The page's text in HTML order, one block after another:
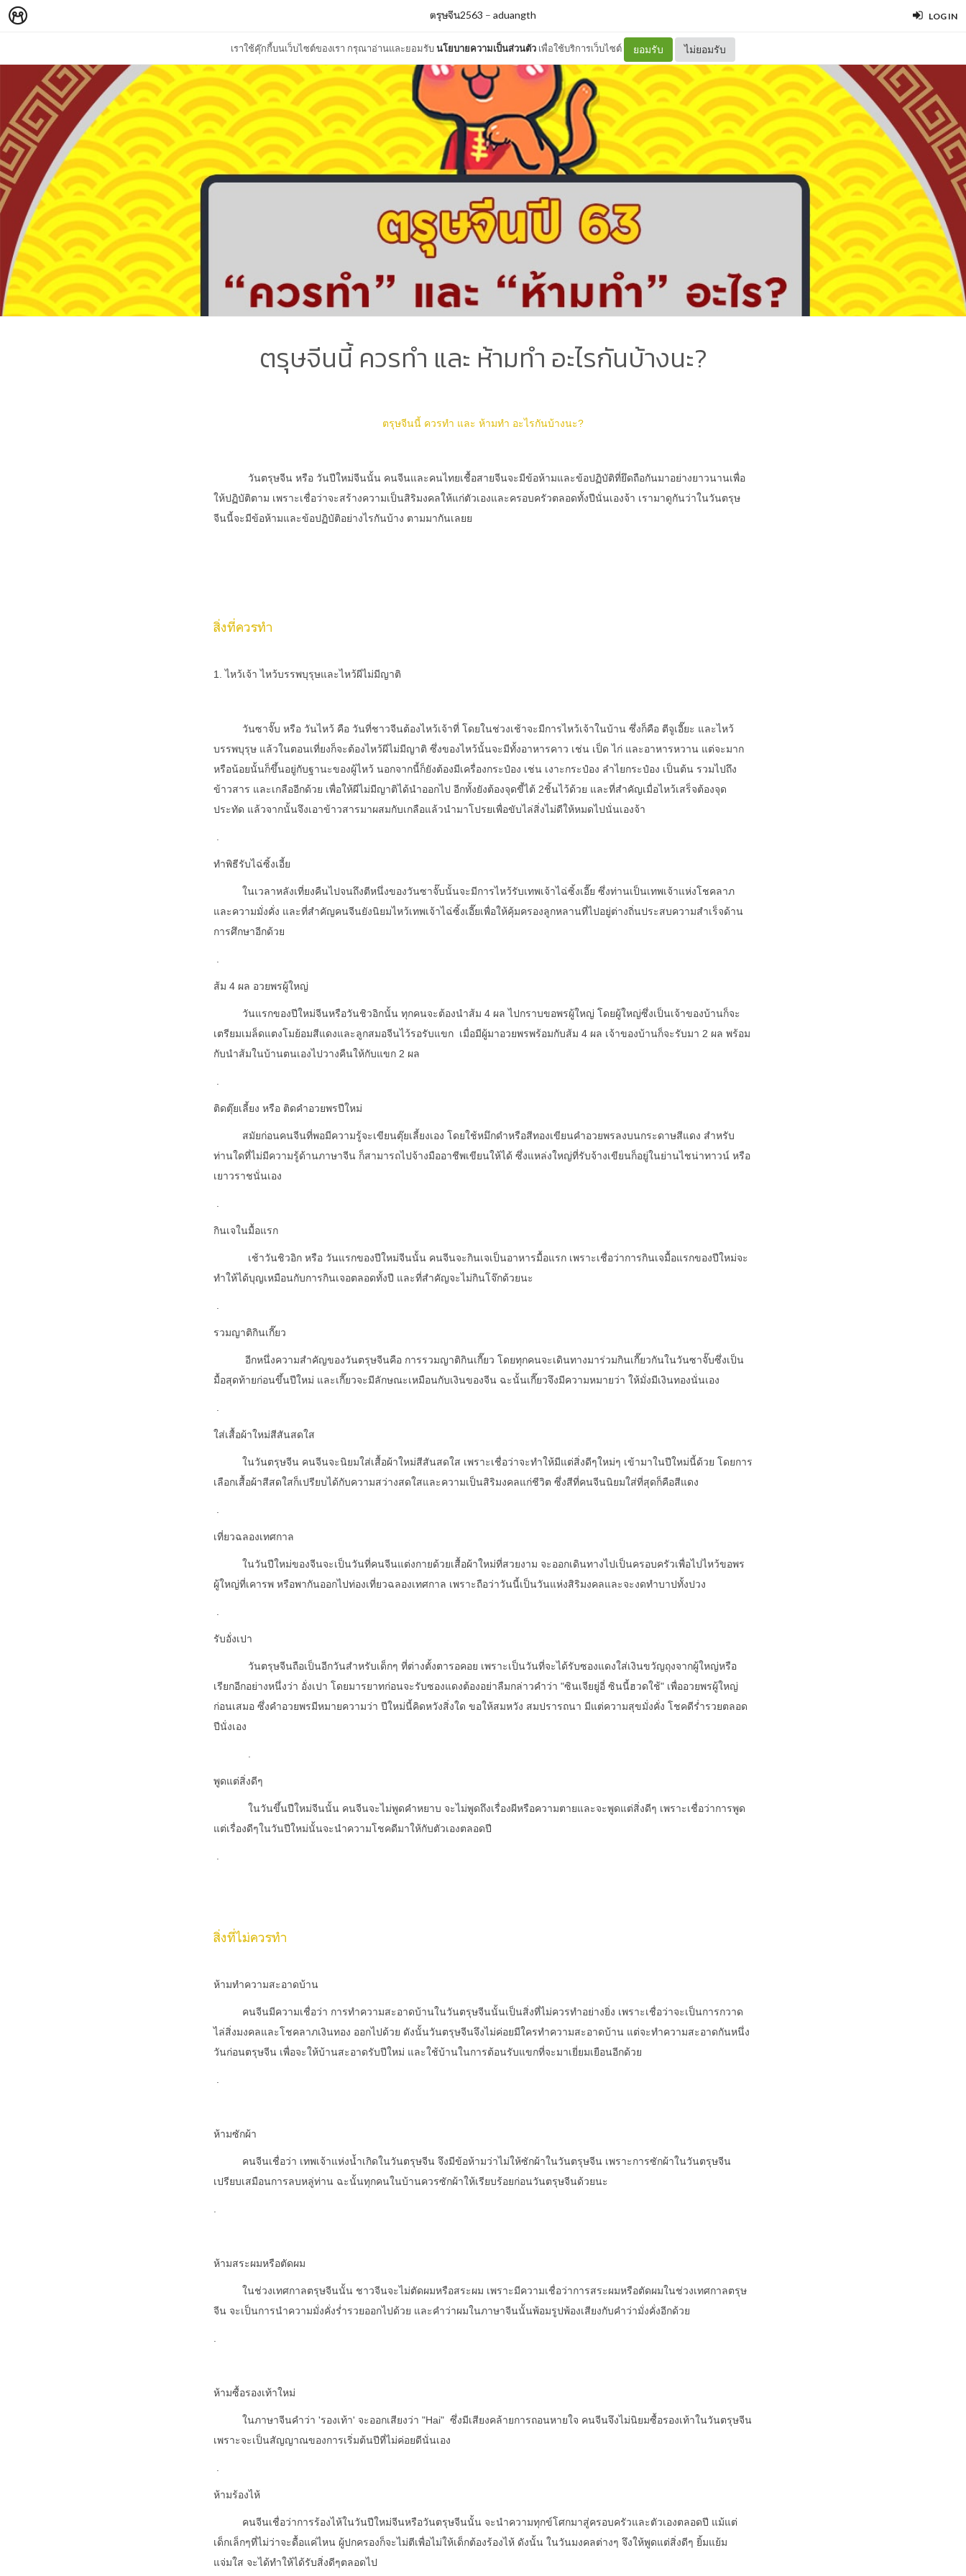
LOG IN
เราใช้คุ๊กกี้บนเว็บไซต์ของเรา กรุณาอ่านและยอมรับนโยบายความเป็นส่วนตัว เพื่อใช้บริการเว็บไซต์ ยอมรับ ไม่ยอมรับ
ตรุษจีน2563 – aduangth
ตรุษจีนนี้ ควรทำ และ ห้ามทำ อะไรกันบ้างนะ?
ตรุษจีนนี้ ควรทำ และ ห้ามทำ อะไรกันบ้างนะ?
วันตรุษจีน หรือ วันปีใหม่จีนนั้น คนจีนและคนไทยเชื้อสายจีนจะมีข้อห้ามและข้อปฏิบัติที่ยึดถือกันมาอย่างยาวนานเพื่อ
ให้ปฏิบัติตาม เพราะเชื่อว่าจะสร้างความเป็นสิริมงคลให้แก่ตัวเองและครอบครัวตลอดทั้งปีนั่นเองจ้า เรามาดูกันว่าในวันตรุษ
จีนนี้จะมีข้อห้ามและข้อปฏิบัติอย่างไรกันบ้าง ตามมากันเลยย
สิ่งที่ควรทำ
1. ไหว้เจ้า ไหว้บรรพบุรุษและไหว้ผีไม่มีญาติ
วันซาจั๊บ หรือ วันไหว้ คือ วันที่ชาวจีนต้องไหว้เจ้าที่ โดยในช่วงเช้าจะมีการไหว้เจ้าในบ้าน ซึ่งก็คือ ตีจูเอี๊ยะ และไหว้
บรรพบุรุษ แล้วในตอนเที่ยงก็จะต้องไหว้ผีไม่มีญาติ ซึ่งของไหว้นั้นจะมีทั้งอาหารคาว เช่น เป็ด ไก่ และอาหารหวาน แต่จะมาก
หรือน้อยนั้นก็ขึ้นอยู่กับฐานะของผู้ไหว้ นอกจากนี้ก็ยังต้องมีเครื่องกระป๋อง เช่น เงาะกระป๋อง ลำไยกระป๋อง เป็นต้น รวมไปถึง
ข้าวสาร และเกลืออีกด้วย เพื่อให้ผีไม่มีญาติได้นำออกไป อีกทั้งยังต้องจุดขี้ไต้ 2ชิ้นไว้ด้วย และที่สำคัญเมื่อไหว้เสร็จต้องจุด
ประทัด แล้วจากนั้นจึงเอาข้าวสารมาผสมกับเกลือแล้วนำมาโปรยเพื่อขับไล่สิ่งไม่ดีให้หมดไปนั่นเองจ้า
.
ทำพิธีรับไฉ่ซิ้งเอี้ย
ในเวลาหลังเที่ยงคืนไปจนถึงตีหนึ่งของวันซาจั๊บนั้นจะมีการไหว้รับเทพเจ้าไฉ่ซิ้งเอี๊ย ซึ่งท่านเป็นเทพเจ้าแห่งโชคลาภ
และความมั่งคั่ง และที่สำคัญคนจีนยังนิยมไหว้เทพเจ้าไฉ่ซิ้งเอี๊ยเพื่อให้คุ้มครองลูกหลานที่ไปอยู่ต่างถิ่นประสบความสำเร็จด้าน
การศึกษาอีกด้วย
.
ส้ม 4 ผล อวยพรผู้ใหญ่
วันแรกของปีใหม่จีนหรือวันชิวอิกนั้น ทุกคนจะต้องนำส้ม 4 ผล ไปกราบขอพรผู้ใหญ่ โดยผู้ใหญ่ซึ่งเป็นเจ้าของบ้านก็จะ
เตรียมเมล็ดแตงโมย้อมสีแดงและลูกสมอจีนไว้รอรับแขก เมื่อมีผู้มาอวยพรพร้อมกับส้ม 4 ผล เจ้าของบ้านก็จะรับมา 2 ผล พร้อม
กับนำส้มในบ้านตนเองไปวางคืนให้กับแขก 2 ผล
.
ติดตุ๊ยเลี้ยง หรือ ติดคำอวยพรปีใหม่
สมัยก่อนคนจีนที่พอมีความรู้จะเขียนตุ๊ยเลี้ยงเอง โดยใช้หมึกดำหรือสีทองเขียนคำอวยพรลงบนกระดาษสีแดง สำหรับ
ท่านใดที่ไม่มีความรู้ด้านภาษาจีน ก็สามารถไปจ้างมืออาชีพเขียนให้ได้ ซึ่งแหล่งใหญ่ที่รับจ้างเขียนก็อยู่ในย่านไชน่าทาวน์ หรือ
เยาวราชนั่นเอง
.
กินเจในมื้อแรก
เช้าวันชิวอิก หรือ วันแรกของปีใหม่จีนนั้น คนจีนจะกินเจเป็นอาหารมื้อแรก เพราะเชื่อว่าการกินเจมื้อแรกของปีใหม่จะ
ทำให้ได้บุญเหมือนกับการกินเจอตลอดทั้งปี และที่สำคัญจะไม่กินโจ๊กด้วยนะ
.
รวมญาติกินเกี๊ยว
อีกหนึ่งความสำคัญของวันตรุษจีนคือ การรวมญาติกินเกี๊ยว โดยทุกคนจะเดินทางมาร่วมกินเกี๊ยวกันในวันซาจั๊บซึ่งเป็น
มื้อสุดท้ายก่อนขึ้นปีใหม่ และเกี๊ยวจะมีลักษณะเหมือนกับเงินของจีน ฉะนั้นเกี๊ยวจึงมีความหมายว่า ให้มั่งมีเงินทองนั่นเอง
.
ใส่เสื้อผ้าใหม่สีสันสดใส
ในวันตรุษจีน คนจีนจะนิยมใส่เสื้อผ้าใหม่สีสันสดใส เพราะเชื่อว่าจะทำให้มีแต่สิ่งดีๆใหม่ๆ เข้ามาในปีใหม่นี้ด้วย โดยการ
เลือกเสื้อผ้าสีสดใสก็เปรียบได้กับความสว่างสดใสและความเป็นสิริมงคลแก่ชีวิต ซึ่งสีที่คนจีนนิยมใส่ที่สุดก็คือสีแดง
.
เที่ยวฉลองเทศกาล
ในวันปีใหม่ของจีนจะเป็นวันที่คนจีนแต่งกายด้วยเสื้อผ้าใหม่ที่สวยงาม จะออกเดินทางไปเป็นครอบครัวเพื่อไปไหว้ขอพร
ผู้ใหญ่ที่เคารพ หรือพากันออกไปท่องเที่ยวฉลองเทศกาล เพราะถือว่าวันนี้เป็นวันแห่งสิริมงคลและจะงดทำบาปทั้งปวง
.
รับอั่งเปา
วันตรุษจีนถือเป็นอีกวันสำหรับเด็กๆ ที่ต่างตั้งตารอคอย เพราะเป็นวันที่จะได้รับซองแดงใส่เงินขวัญถุงจากผู้ใหญ่หรือ
เรียกอีกอย่างหนึ่งว่า อั่งเปา โดยมารยาทก่อนจะรับซองแดงต้องอย่าลืมกล่าวคำว่า "ซินเจียยู่อี่ ซินนี้ฮวดใช้" เพื่ออวยพรผู้ใหญ่
ก่อนเสมอ ซึ่งคำอวยพรมีหมายความว่า ปีใหม่นี้คิดหวังสิ่งใด ขอให้สมหวัง สมปรารถนา มีแต่ความสุขมั่งคั่ง โชคดีร่ำรวยตลอด
ปีนั่งเอง
.
พูดแต่สิ่งดีๆ
ในวันขึ้นปีใหม่จีนนั้น คนจีนจะไม่พูดคำหยาบ จะไม่พูดถึงเรื่องผีหรือความตายและจะพูดแต่สิ่งดีๆ เพราะเชื่อว่าการพูด
แต่เรื่องดีๆในวันปีใหม่นั้นจะนำความโชคดีมาให้กับตัวเองตลอดปี
.
สิ่งที่ไม่ควรทำ
ห้ามทำความสะอาดบ้าน
คนจีนมีความเชื่อว่า การทำความสะอาดบ้านในวันตรุษจีนนั้นเป็นสิ่งที่ไม่ควรทำอย่างยิ่ง เพราะเชื่อว่าจะเป็นการกวาด
ไล่สิ่งมงคลและโชคลาภเงินทอง ออกไปด้วย ดังนั้นวันตรุษจีนจึงไม่ค่อยมีใครทำความสะอาดบ้าน แต่จะทำความสะอาดกันหนึ่ง
วันก่อนตรุษจีน เพื่อจะให้บ้านสะอาดรับปีใหม่ และใช้บ้านในการต้อนรับแขกที่จะมาเยี่ยมเยือนอีกด้วย
.
ห้ามซักผ้า
คนจีนเชื่อว่า เทพเจ้าแห่งน้ำเกิดในวันตรุษจีน จึงมีข้อห้ามว่าไม่ให้ซักผ้าในวันตรุษจีน เพราะการซักผ้าในวันตรุษจีน
เปรียบเสมือนการลบหลู่ท่าน ฉะนั้นทุกคนในบ้านควรซักผ้าให้เรียบร้อยก่อนวันตรุษจีนด้วยนะ
.
ห้ามสระผมหรือตัดผม
ในช่วงเทศกาลตรุษจีนนั้น ชาวจีนจะไม่ตัดผมหรือสระผม เพราะมีความเชื่อว่าการสระผมหรือตัดผมในช่วงเทศกาลตรุษ
จีน จะเป็นการนำความมั่งคั่งร่ำรวยออกไปด้วย และคำว่าผมในภาษาจีนนั้นพ้อมรูปพ้องเสียงกับคำว่ามั่งคั่งอีกด้วย
.
ห้ามซื้อรองเท้าใหม่
ในภาษาจีนคำว่า 'รองเท้า' จะออกเสียงว่า "Hai" ซึ่งมีเสียงคล้ายการถอนหายใจ คนจีนจึงไม่นิยมซื้อรองเท้าในวันตรุษจีน
เพราะจะเป็นสัญญาณของการเริ่มต้นปีที่ไม่ค่อยดีนั่นเอง
.
ห้ามร้องไห้
คนจีนเชื่อว่าการร้องไห้ในวันปีใหม่จีนหรือวันตรุษจีนนั้น จะนำความทุกข์โศกมาสู่ครอบครัวและตัวเองตลอดปี แม้แต่
เด็กเล็กๆที่ไม่ว่าจะดื้อแค่ไหน ผู้ปกครองก็จะไม่ตีเพื่อไม่ให้เด็กต้องร้องไห้ ดังนั้น ในวันมงคลต่างๆ จึงให้พูดแต่สิ่งดีๆ ยิ้มแย้ม
แจ่มใส จะได้ทำให้ได้รับสิ่งดีๆตลอดไป